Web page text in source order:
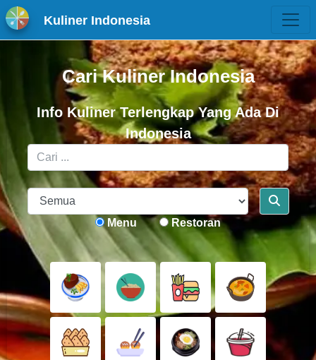
Kuliner Indonesia
Cari Kuliner Indonesia
Info Kuliner Terlengkap Yang Ada Di
Indonesia
Menu Restoran